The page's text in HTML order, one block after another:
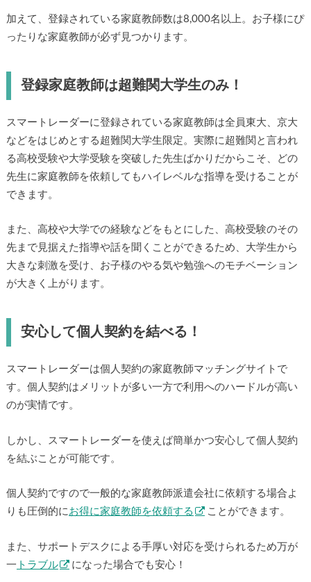
加えて、登録されている家庭教師数は8,000名以上。お子様にぴ
ったりな家庭教師が必ず見つかります。
登録家庭教師は超難関大学生のみ！
スマートレーダーに登録されている家庭教師は全員東大、京大
などをはじめとする超難関大学生限定。実際に超難関と言われ
る高校受験や大学受験を突破した先生ばかりだからこそ、どの
先生に家庭教師を依頼してもハイレベルな指導を受けることが
できます。
また、高校や大学での経験などをもとにした、高校受験のその
先まで見据えた指導や話を聞くことができるため、大学生から
大きな刺激を受け、お子様のやる気や勉強へのモチベーション
が大きく上がります。
安心して個人契約を結べる！
スマートレーダーは個人契約の家庭教師マッチングサイトで
す。個人契約はメリットが多い一方で利用へのハードルが高い
のが実情です。
しかし、スマートレーダーを使えば簡単かつ安心して個人契約
を結ぶことが可能です。
個人契約ですので一般的な家庭教師派遣会社に依頼する場合よ
りも圧倒的にお得に家庭教師を依頼する ことができます。
また、サポートデスクによる手厚い対応を受けられるため万が
一 トラブル になった場合でも安心！